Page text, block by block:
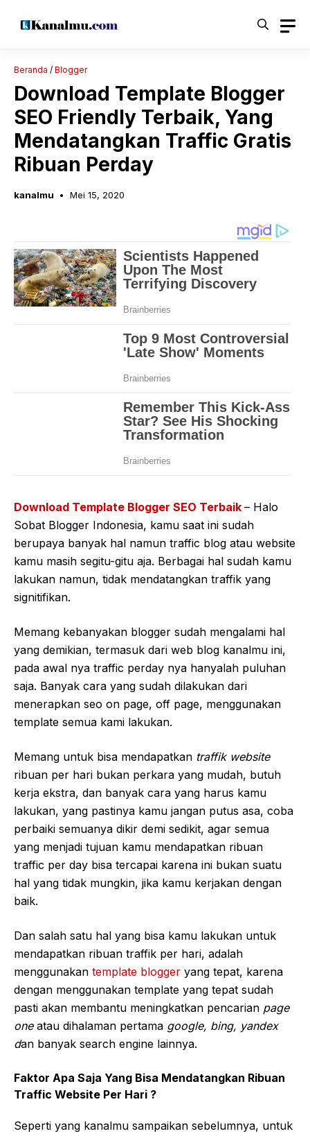
Beranda / Blogger
Download Template Blogger
SEO Friendly Terbaik, Yang
Mendatangkan Traffic Gratis
Ribuan Perday
kanalmu Mei 15, 2020
Download Template Blogger SEO Terbaik – Halo
Sobat Blogger Indonesia, kamu saat ini sudah
berupaya banyak hal namun traffic blog atau website
kamu masih segitu-gitu aja. Berbagai hal sudah kamu
lakukan namun, tidak mendatangkan traffik yang
signitifikan.
Memang kebanyakan blogger sudah mengalami hal
yang demikian, termasuk dari web blog kanalmu ini,
pada awal nya traffic perday nya hanyalah puluhan
saja. Banyak cara yang sudah dilakukan dari
menerapkan seo on page, off page, menggunakan
template semua kami lakukan.
Memang untuk bisa mendapatkan traffik website
ribuan per hari bukan perkara yang mudah, butuh
kerja ekstra, dan banyak cara yang harus kamu
lakukan, yang pastinya kamu jangan putus asa, coba
perbaiki semuanya dikir demi sedikit, agar semua
yang menjadi tujuan kamu mendapatkan ribuan
traffic per day bisa tercapai karena ini bukan suatu
hal yang tidak mungkin, jika kamu kerjakan dengan
baik.
Dan salah satu hal yang bisa kamu lakukan untuk
mendapatkan ribuan traffik per hari, adalah
menggunakan template blogger yang tepat, karena
dengan menggunakan template yang tepat sudah
pasti akan membantu meningkatkan pencarian page
one atau dihalaman pertama google, bing, yandex
dan banyak search engine lainnya.
Faktor Apa Saja Yang Bisa Mendatangkan Ribuan
Traffic Website Per Hari ?
Seperti yang kanalmu sampaikan sebelumnya, untuk